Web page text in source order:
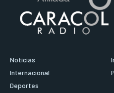
Noticias
Internacional
Deportes